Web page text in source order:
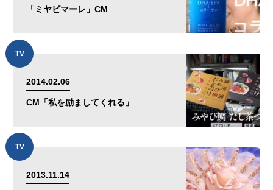
「ミヤビマーレ」CM
TV
2014.02.06
CM「私を励ましてくれる」
TV
2013.11.14